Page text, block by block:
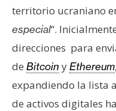
territorio ucraniano
especial“.
direcciones para
de Bitcoin yEthereum
expandiendo la lista
de activos digitales